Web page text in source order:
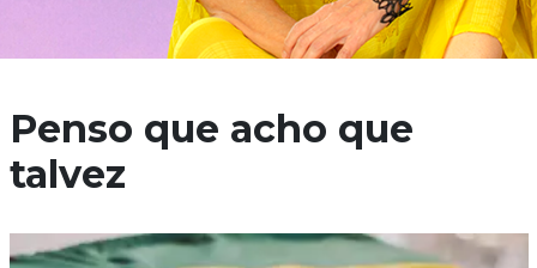
Penso que acho que
talvez